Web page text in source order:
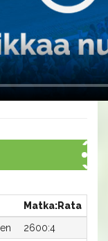
Matka:Rata
2600:4